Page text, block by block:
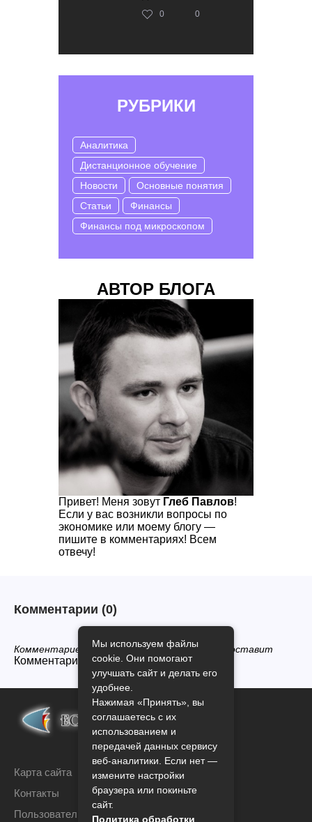
0 0
РУБРИКИ
Аналитика
Дистанционное обучение
Новости
Основные понятия
Статьи
Финансы
Финансы под микроскопом
АВТОР БЛОГА
Привет! Меня зовут Глеб Павлов!
Если у вас возникли вопросы по
экономике или моему блогу —
пишите в комментариях! Всем
отвечу!
Комментарии (0)
Комментариев нет, будьте первым кто его оставит
Комментарии закрыты.
Карта сайта
Контакты
Пользовательское соглашение
Мы используем файлы
cookie. Они помогают
улучшать сайт и делать его
удобнее.
Нажимая «Принять», вы
соглашаетесь с их
использованием и
передачей данных сервису
веб-аналитики. Если нет —
измените настройки
браузера или покиньте
сайт.
Политика обработки